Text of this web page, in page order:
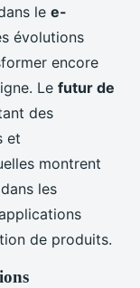
le e-
évolutions
encore
Le futur de
des
et
montrent
les
de produits.